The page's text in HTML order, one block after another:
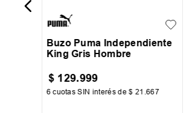
Buzo Puma Independiente
King Gris Hombre
$ 129.999
6 cuotas SIN interés de$ 21 .667